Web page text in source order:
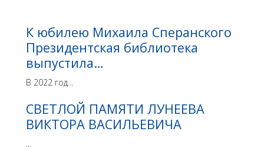
К юбилею Михаила Сперанского
Президентская библиотека
выпустила…
В 2022 год...
СВЕТЛОЙ ПАМЯТИ ЛУНЕЕВА
ВИКТОРА ВАСИЛЬЕВИЧА
...